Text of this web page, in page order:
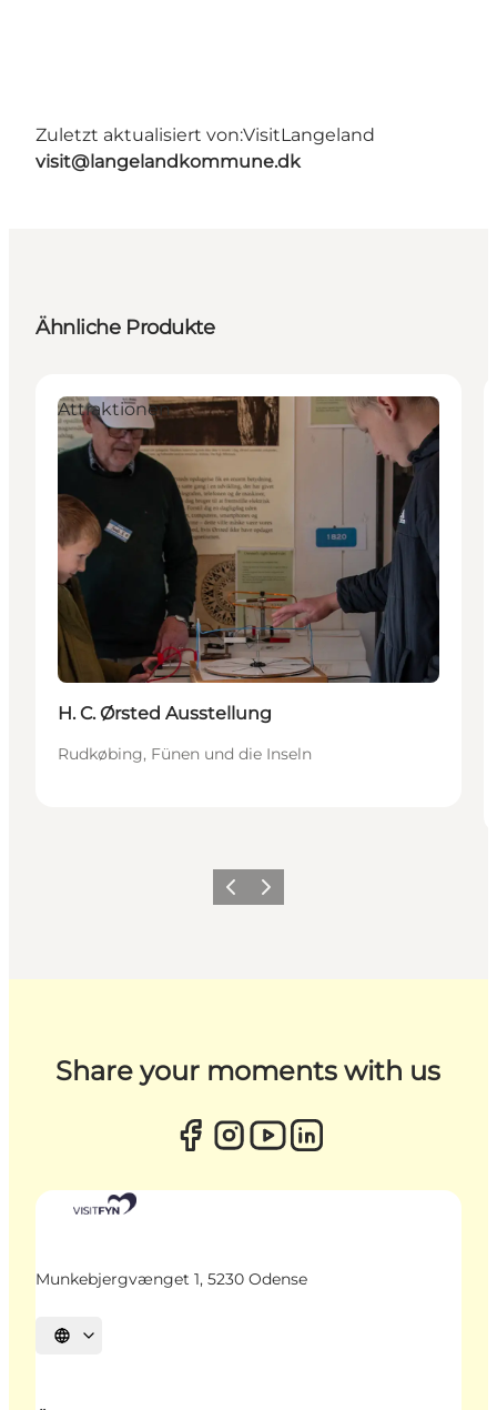
Zuletzt aktualisiert von:VisitLangeland
visit@langelandkommune.dk
Ähnliche Produkte
Attraktionen
H. C. Ørsted Ausstellung
Rudkøbing, Fünen und die Inseln
ZurückWeiter
Share your moments with us
Munkebjergvænget 1, 5230 Odense
Sprache auswählen